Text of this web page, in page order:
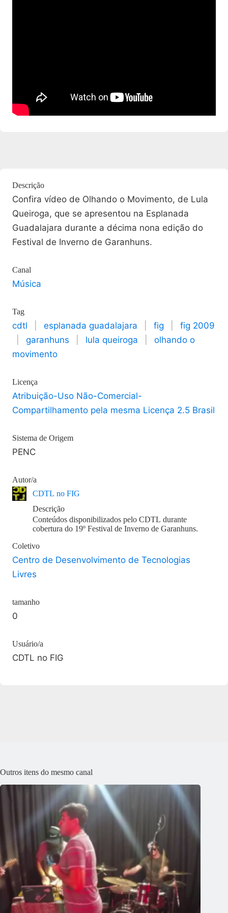
Descrição
Confira vídeo de Olhando o Movimento, de Lula
Queiroga, que se apresentou na Esplanada
Guadalajara durante a décima nona edição do
Festival de Inverno de Garanhuns.
Canal
Música
Tag
cdtl esplanada guadalajara fig
fig 2009
garanhuns lula queiroga
olhando o
movimento
Licença
Atribuição-Uso Não-Comercial-
Compartilhamento pela mesma Licença 2.5 Brasil
Sistema de Origem
PENC
Autor/a
CDTL no FIG
Descrição
Conteúdos disponibilizados pelo CDTL durante
cobertura do 19º Festival de Inverno de Garanhuns.
Coletivo
Centro de Desenvolvimento de Tecnologias
Livres
tamanho
0
Usuário/a
CDTL no FIG
Outros itens do mesmo canal